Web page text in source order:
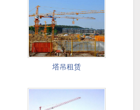
塔吊租赁